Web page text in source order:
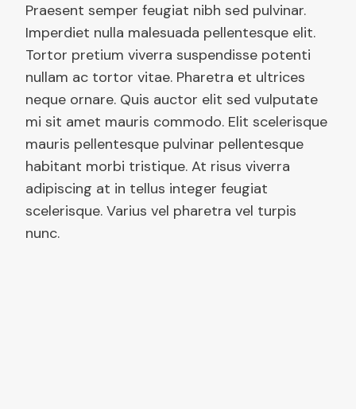
Praesent semper feugiat nibh sed pulvinar.
Imperdiet nulla malesuada pellentesque elit.
Tortor pretium viverra suspendisse potenti
nullam ac tortor vitae. Pharetra et ultrices
neque ornare. Quis auctor elit sed vulputate
mi sit amet mauris commodo. Elit scelerisque
mauris pellentesque pulvinar pellentesque
habitant morbi tristique. At risus viverra
adipiscing at in tellus integer feugiat
scelerisque. Varius vel pharetra vel turpis
nunc.